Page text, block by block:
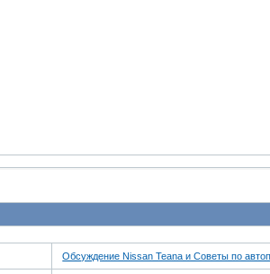
Обсуждение Nissan Teana и Советы по